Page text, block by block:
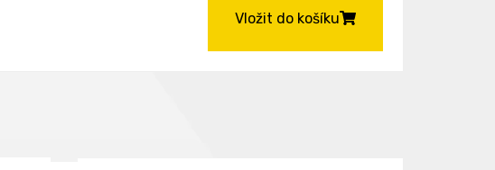
Vložit do košíku